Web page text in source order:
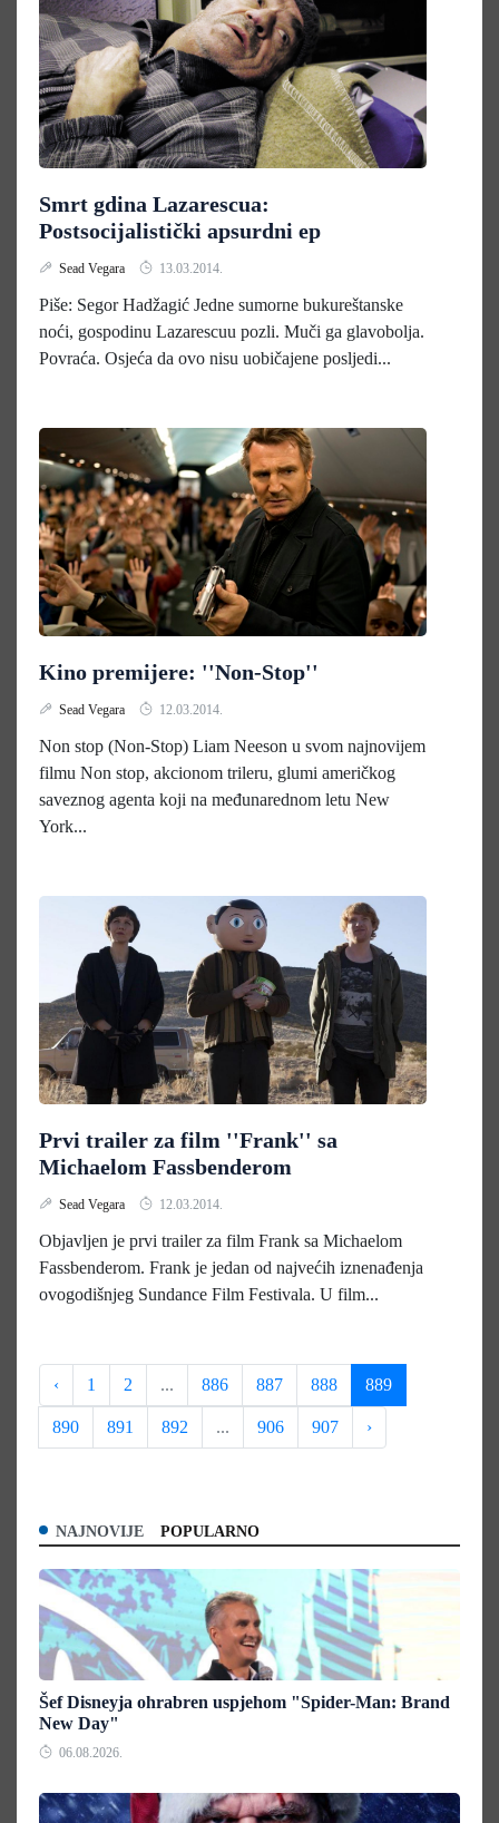
Smrt gdina Lazarescua:
Postsocijalistički apsurdni ep
Sead Vegara 13.03.2014.
Piše: Segor Hadžagić Jedne sumorne bukureštanske
noći, gospodinu Lazarescuu pozli. Muči ga glavobolja.
Povraća. Osjeća da ovo nisu uobičajene posljedi...
Kino premijere: ''Non-Stop''
Sead Vegara 12.03.2014.
Non stop (Non-Stop) Liam Neeson u svom najnovijem
filmu Non stop, akcionom trileru, glumi američkog
saveznog agenta koji na međunarednom letu New
York...
Prvi trailer za film ''Frank'' sa
Michaelom Fassbenderom
Sead Vegara 12.03.2014.
Objavljen je prvi trailer za film Frank sa Michaelom
Fassbenderom. Frank je jedan od najvećih iznenađenja
ovogodišnjeg Sundance Film Festivala. U film...
‹ 1 2 ... 886 887 888 889
890 891 892 ... 906 907 ›
NAJNOVIJE POPULARNO
Šef Disneyja ohrabren uspjehom "Spider-Man: Brand
New Day"
06.08.2026.